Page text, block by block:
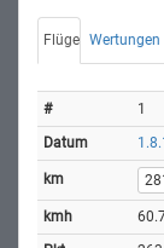
Flüge Wertungen
1